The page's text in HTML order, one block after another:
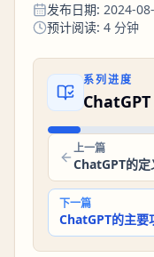
发布日期: 2024-
预计阅读: 4 分钟
系列进度
上一篇
ChatGPT的定
下一篇
ChatGPT的主要